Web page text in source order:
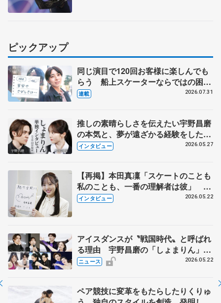
ピックアップ
同じ演目で120回お客様に楽しんでも
らう 船上スケーターならではの困難
とは 影響あったPIW前キャプテン松
連載 2026.07.31
推しの素晴らしさを伝えたい宇野昌磨
の本気と、夢が遠ざかる経験をした本
田真凜の覚悟
インタビュー 2026.05.27
【再掲】本田真凜「スケートのことも
私のことも、一番の理解者は彼」 引
退時の単独インタビューで語った競技
インタビュー 2026.05.22
アイスダンスが〝戦国時代〟と呼ばれ
る理由 宇野昌磨の「しょまりん」ら
実力者が相次いで参戦 国内の競争激
ニュース 2026.05.22
ペア競技に変革をもたらしたりくりゅ